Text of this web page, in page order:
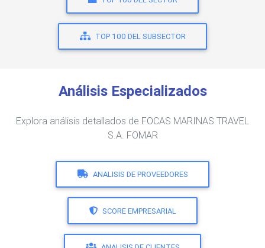
TOP 100 DEL SUBSECTOR
Análisis Especializados
Explora análisis detallados de FOCAS MARINAS TRAVEL
S.A. FOMAR
ANALISIS DE PROVEEDORES
SCORE EMPRESARIAL